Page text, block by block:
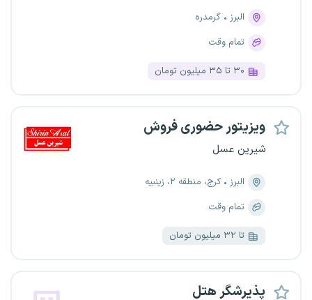
البرز
گرمدره
تمام وقت
۳۰ تا ۳۵ میلیون تومان
ویزیتور حضوری فروش
شیرین عسل
البرز
کرج، منطقه ۲، زینبیه
تمام وقت
تا ۳۲ میلیون تومان
پذیرشگر هتل